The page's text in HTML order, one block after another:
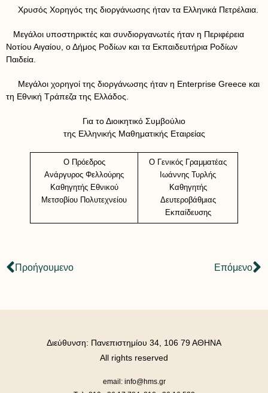
Χρυσός Χορηγός της διοργάνωσης ήταν τα Ελληνικά Πετρέλαια.
Μεγάλοι υποστηρικτές και συνδιοργανωτές ήταν η Περιφέρεια
Νοτίου Αιγαίου, ο Δήμος Ροδίων και τα Εκπαιδευτήρια Ροδίων
Παιδεία.
Μεγάλοι χορηγοί της διοργάνωσης ήταν η Enterprise Greece και
τη Εθνική Τράπεζα της Ελλάδος.
Για το Διοικητικό Συμβούλιο
της Ελληνικής Μαθηματικής Εταιρείας
Ο Πρόεδρος
Ανάργυρος Φελλούρης
Καθηγητής Εθνικού
Μετσοβίου Πολυτεχνείου
Ο Γενικός Γραμματέας
Ιωάννης Τυρλής
Καθηγητής
Δευτεροβάθμιας
Εκπαίδευσης
Προήγουμενο Επόμενο
email: info@hms.gr
Διεύθυνση: Πανεπιστημίου 34, 106 79 ΑΘΗΝΑ
All rights reserved